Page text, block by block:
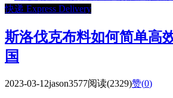
快递 Express Delivery
斯洛伐克布料如何简单高
国
2023-03-12jason3577阅读(2329)赞(0)